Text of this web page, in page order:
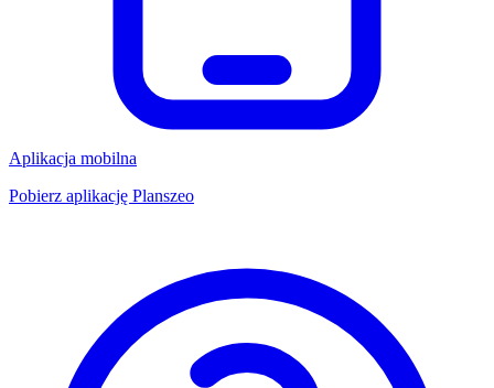
Aplikacja mobilna
Pobierz aplikację Planszeo